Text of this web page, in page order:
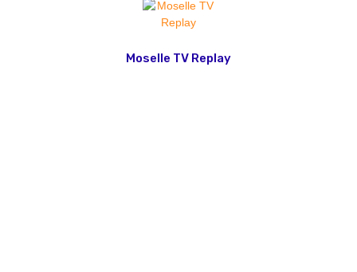
Moselle TV Replay